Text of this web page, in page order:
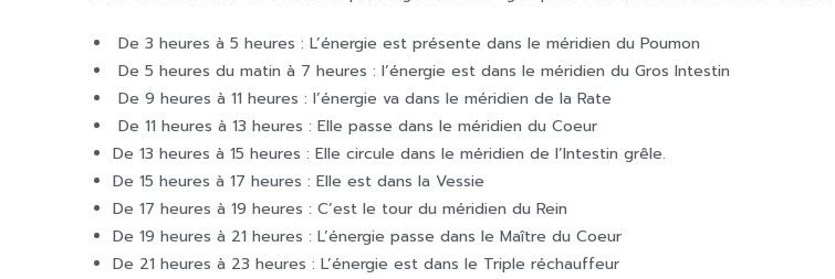
De 3 heures à 5 heures : L’énergie est présente dans le méridien du Poumon
De 5 heures du matin à 7 heures : l’énergie est dans le méridien du Gros Intestin
De 9 heures à 11 heures : l’énergie va dans le méridien de la Rate
De 11 heures à 13 heures : Elle passe dans le méridien du Coeur
De 13 heures à 15 heures : Elle circule dans le méridien de l’Intestin grêle.
De 15 heures à 17 heures : Elle est dans la Vessie
De 17 heures à 19 heures : C’est le tour du méridien du Rein
De 19 heures à 21 heures : L’énergie passe dans le Maître du Coeur
De 21 heures à 23 heures : L’énergie est dans le Triple réchauffeur